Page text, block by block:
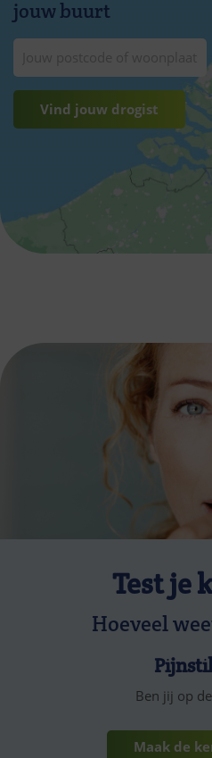
jouw buurt
Vind jouw drogist
Test je
Hoeveel
Ben jij op
Maak de